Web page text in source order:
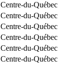
Centre-du-Québec
Centre-du-Québec
Centre-du-Québec
Centre-du-Québec
Centre-du-Québec
Centre-du-Québec